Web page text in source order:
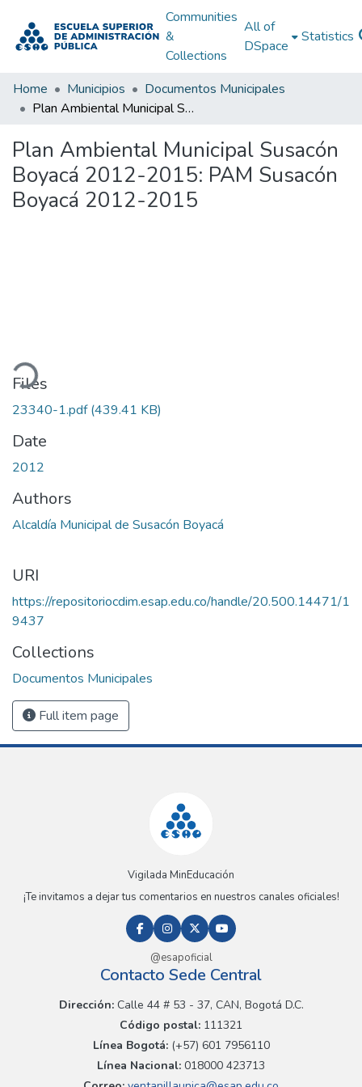
Communities
&
Collections
All of
DSpace
Statistics
Home Municipios
Documentos Municipales
Plan Ambiental Municipal Susacón Boyacá 2012-2015: PAM Susacón Boyacá 2012-2015
Plan Ambiental Municipal Susacón
Boyacá 2012-2015: PAM Susacón
Boyacá 2012-2015
Files
23340-1.pdf(439.41 KB)
Date
2012
Authors
Alcaldía Municipal de Susacón Boyacá
URI
https://repositoriocdim.esap.edu.co/handle/20.500.14471/1
9437
Collections
Documentos Municipales
Full item page
Vigilada MinEducación
¡Te invitamos a dejar tus comentarios en nuestros canales oficiales!
@esapoficial
Contacto Sede Central
Dirección:Calle 44 # 53 - 37, CAN, Bogotá D.C.
Código postal: 111321
Línea Bogotá:(+57) 601 7956110
Línea Nacional: 018000 423713